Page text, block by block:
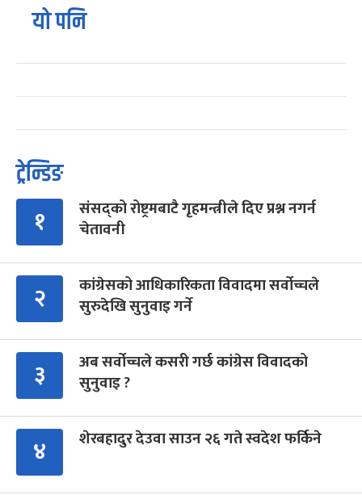
यो पनि
ट्रेन्डिङ
१
संसद्को रोष्ट्रमबाटै गृहमन्त्रीले दिए प्रश्न नगर्न
चेतावनी
२
कांग्रेसको आधिकारिकता विवादमा सर्वोच्चले
सुरुदेखि सुनुवाइ गर्ने
३
अब सर्वोच्चले कसरी गर्छ कांग्रेस विवादको
सुनुवाइ ?
४ शेरबहादुर देउवा साउन २६ गते स्वदेश फर्किने